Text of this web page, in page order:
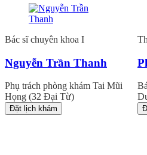
Bác sĩ chuyên khoa I
Nguyễn Trần Thanh
Phụ trách phòng khám Tai Mũi
Họng (32 Đại Từ)
Đặt lịch khám